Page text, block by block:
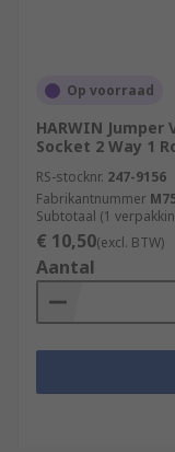
Op voorraad
HARWIN Jumper
Socket 2 Way 1
RS-stocknr. 247-9156
Fabrikantnummer
Subtotaal (1
€ 10,50(excl. BTW)
Aantal